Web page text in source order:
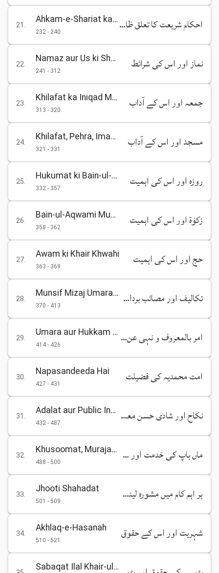
21
Ahkam-e-Shariat ka Talluq Zahir se hai, Batin ka Ilm Khuda ko hai
232 - 240 احکام شریعت کا تعلق ظاہر سے ہے باطن کا علم خدا کو ہے
22
Namaz aur Us ki Sharaait
241 - 312 نماز اور اس کی شرائط
23
Khilafat ka Iniqad Mashwara aur Rai Lene ke Baghair Durust Nahi (Nez Khilafat ke Nizam ka Ek Aham Sutoon Mashawarat hai)
313 - 320 جمعہ اور اس کے آداب
24
Khilafat, Pehra, Imam ki Hifazat
321 - 331 مسجد اور اس کے آداب
25
Hukumat ki Bain-ul-Aqwami Zimmedariyan
332 - 357 روزہ اور اس کی اہمیت
26
Bain-ul-Aqwami Muahiday
358 - 362 زکوٰۃ اور اس کی اہمیت
27
Awam ki Khair Khwahi
363 - 369 حج اور اس کی اہمیت
28
Munsif Mizaj Umara aur Hukkam
370 - 413 تکالیف اور مصائب برداشت کرنا
29
Umara aur Hukkam ki Itaat
414 - 426 امر بالمعروف و نہی عن المکر دعوت و ارشاد اور وعظ و تبشیر
30
Napasandeeda Hai
427 - 431 امت محمدیہ کی فضیلت
31
Adalat aur Public Insaf
432 - 487 نکاح اور شادی حسن معاشرت اور اولاد کی تربیت
32
Khusoomat, Murajaat aur Jurm o Saza
488 - 500 ماں باپ کی خدمت اور صلہ رحمی
33
Jhooti Shahadat
501 - 509 ہر اہم کام میں مشورہ لینے ، سوچ سمجھ کر قدم اٹھانے اور استخارہ کرنے کی ہدایت
34
Akhlaq-e-Hasanah
510 - 521 شہریت اور اس کے حقوق
Sabaqat Ilal Khair-ul-Amal